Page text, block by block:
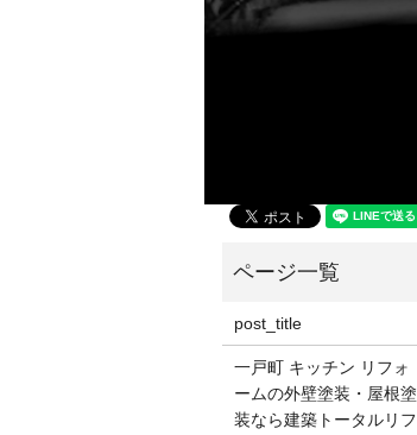
post_title
一戸町 キッチン リフォ
ームの外壁塗装・屋根塗
装なら建築トータルリフ